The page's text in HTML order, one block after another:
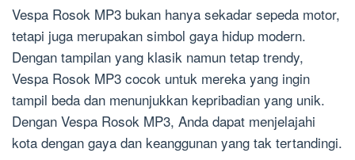
Vespa Rosok MP3 bukan hanya sekadar sepeda motor,
tetapi juga merupakan simbol gaya hidup modern.
Dengan tampilan yang klasik namun tetap trendy,
Vespa Rosok MP3 cocok untuk mereka yang ingin
tampil beda dan menunjukkan kepribadian yang unik.
Dengan Vespa Rosok MP3, Anda dapat menjelajahi
kota dengan gaya dan keanggunan yang tak tertandingi.